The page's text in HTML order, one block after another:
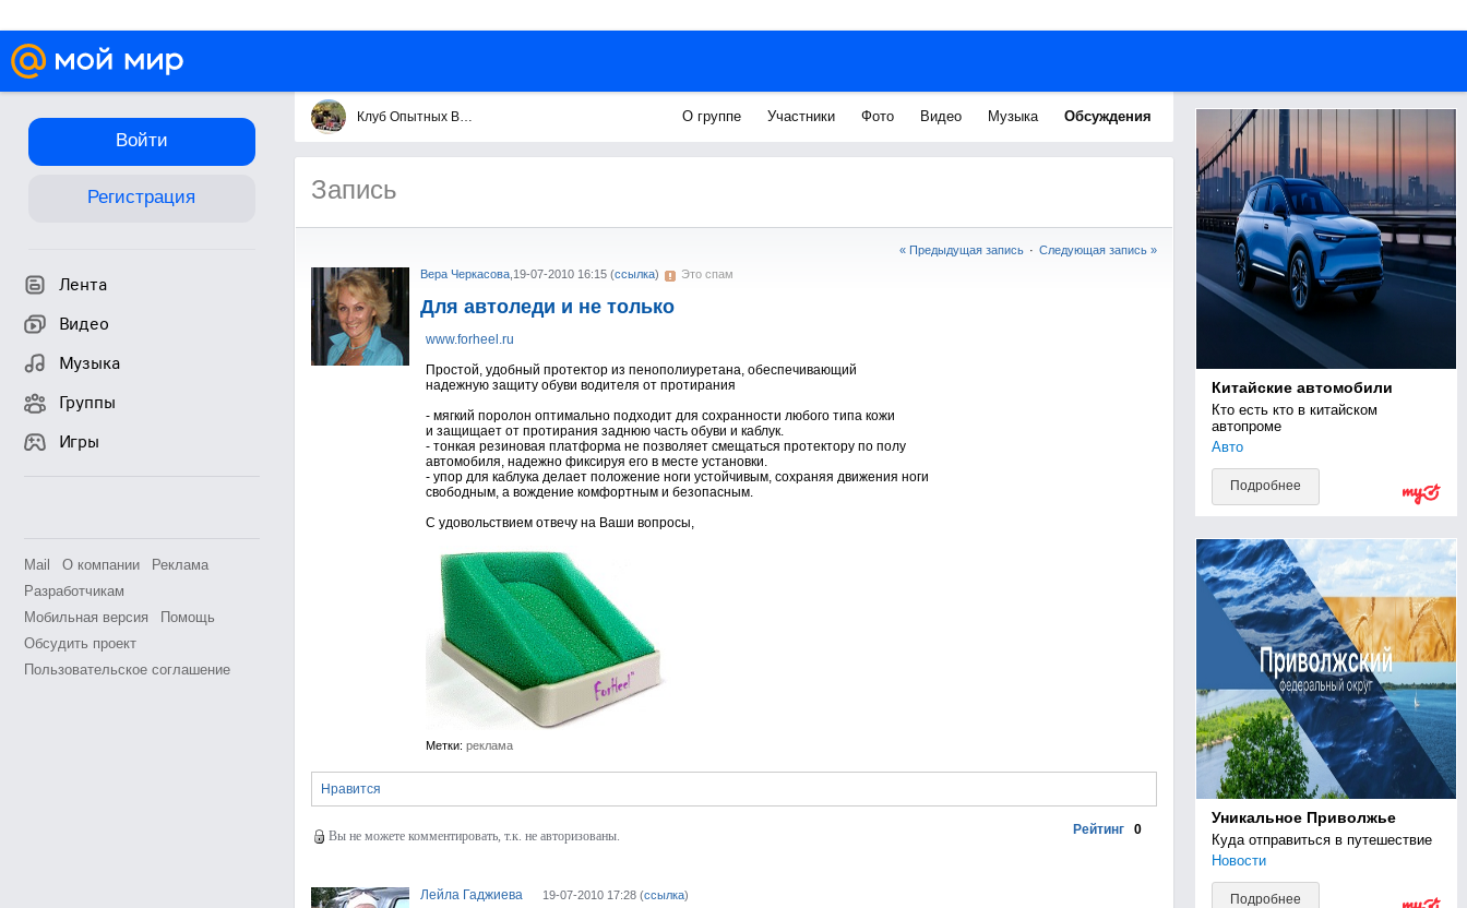
Войти
Регистрация
Лента
Видео
Музыка
Группы
Игры
Mail О компании
Реклама
Разработчикам
Мобильная версия
Помощь
Обсудить проект
Пользовательское соглашение
Клуб Опытных Водил О группе Участники Фото Видео Музыка Обсуждения
Запись
« Предыдущая запись · Следующая запись »
Вера Черкасова, 19-07-2010 16:15 (ссылка) Это спам
Для автоледи и не только
www.forheel.ru
Простой, удобный протектор из пенополиуретана, обеспечивающий
надежную защиту обуви водителя от протирания
- мягкий поролон оптимально подходит для сохранности любого типа кожи
и защищает от протирания заднюю часть обуви и каблук.
- тонкая резиновая платформа не позволяет смещаться протектору по полу
автомобиля, надежно фиксируя его в месте установки.
- упор для каблука делает положение ноги устойчивым, сохраняя движения ноги
свободным, а вождение комфортным и безопасным.
С удовольствием отвечу на Ваши вопросы,
Метки: реклама
Нравится
Вы не можете комментировать, т.к. не авторизованы. Рейтинг 0
Лейла Гаджиева 19-07-2010 17:28 (ссылка)
Китайские автомобили
Кто есть кто в китайском
автопроме
Авто
Подробнее
Уникальное Приволжье
Куда отправиться в путешествие
Новости
Подробнее